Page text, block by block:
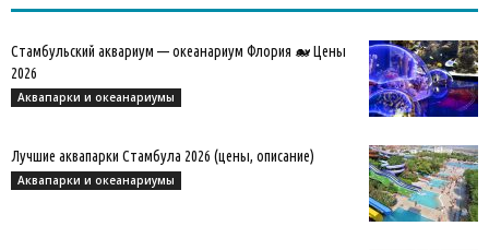
Стамбульский аквариум — океанариум Флория 🐋 Цены
2026
Аквапарки и океанариумы
Лучшие аквапарки Стамбула 2026 (цены, описание)
Аквапарки и океанариумы